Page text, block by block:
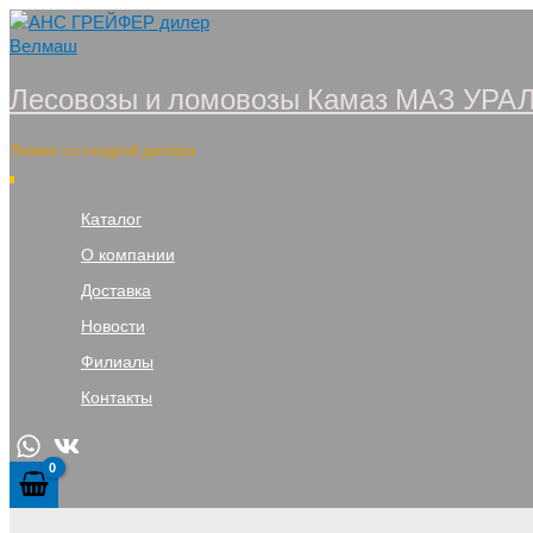
Перейти
к
Лесовозы и ломовозы Камаз МАЗ
Лизинг со скидкой дилера
Каталог
О компании
Доставка
Новости
Филиалы
Контакты